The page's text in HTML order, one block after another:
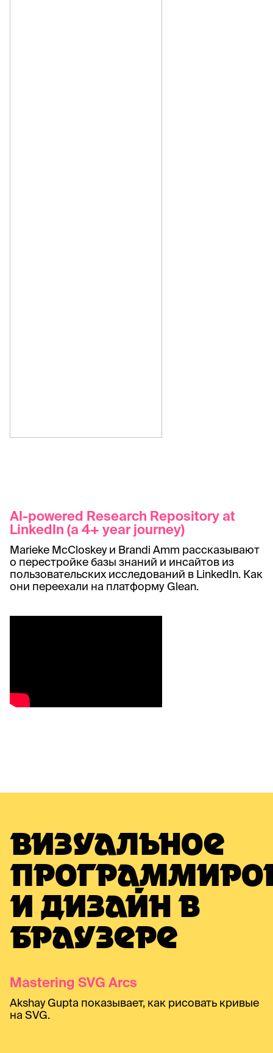
ВИЗУАЛЬНОЕ
И ДИЗАЙН В
БРАУЗЕРЕ
Mastering SVG Arcs
Akshay Gupta показывает, как рисовать кривые
на SVG.
AI-powered Research Repository at
LinkedIn (a 4+ year journey)
Marieke McCloskey и Brandi Amm рассказывают
о перестройке базы знаний и инсайтов из
пользовательских исследований в LinkedIn. Как
они переехали на платформу Glean.